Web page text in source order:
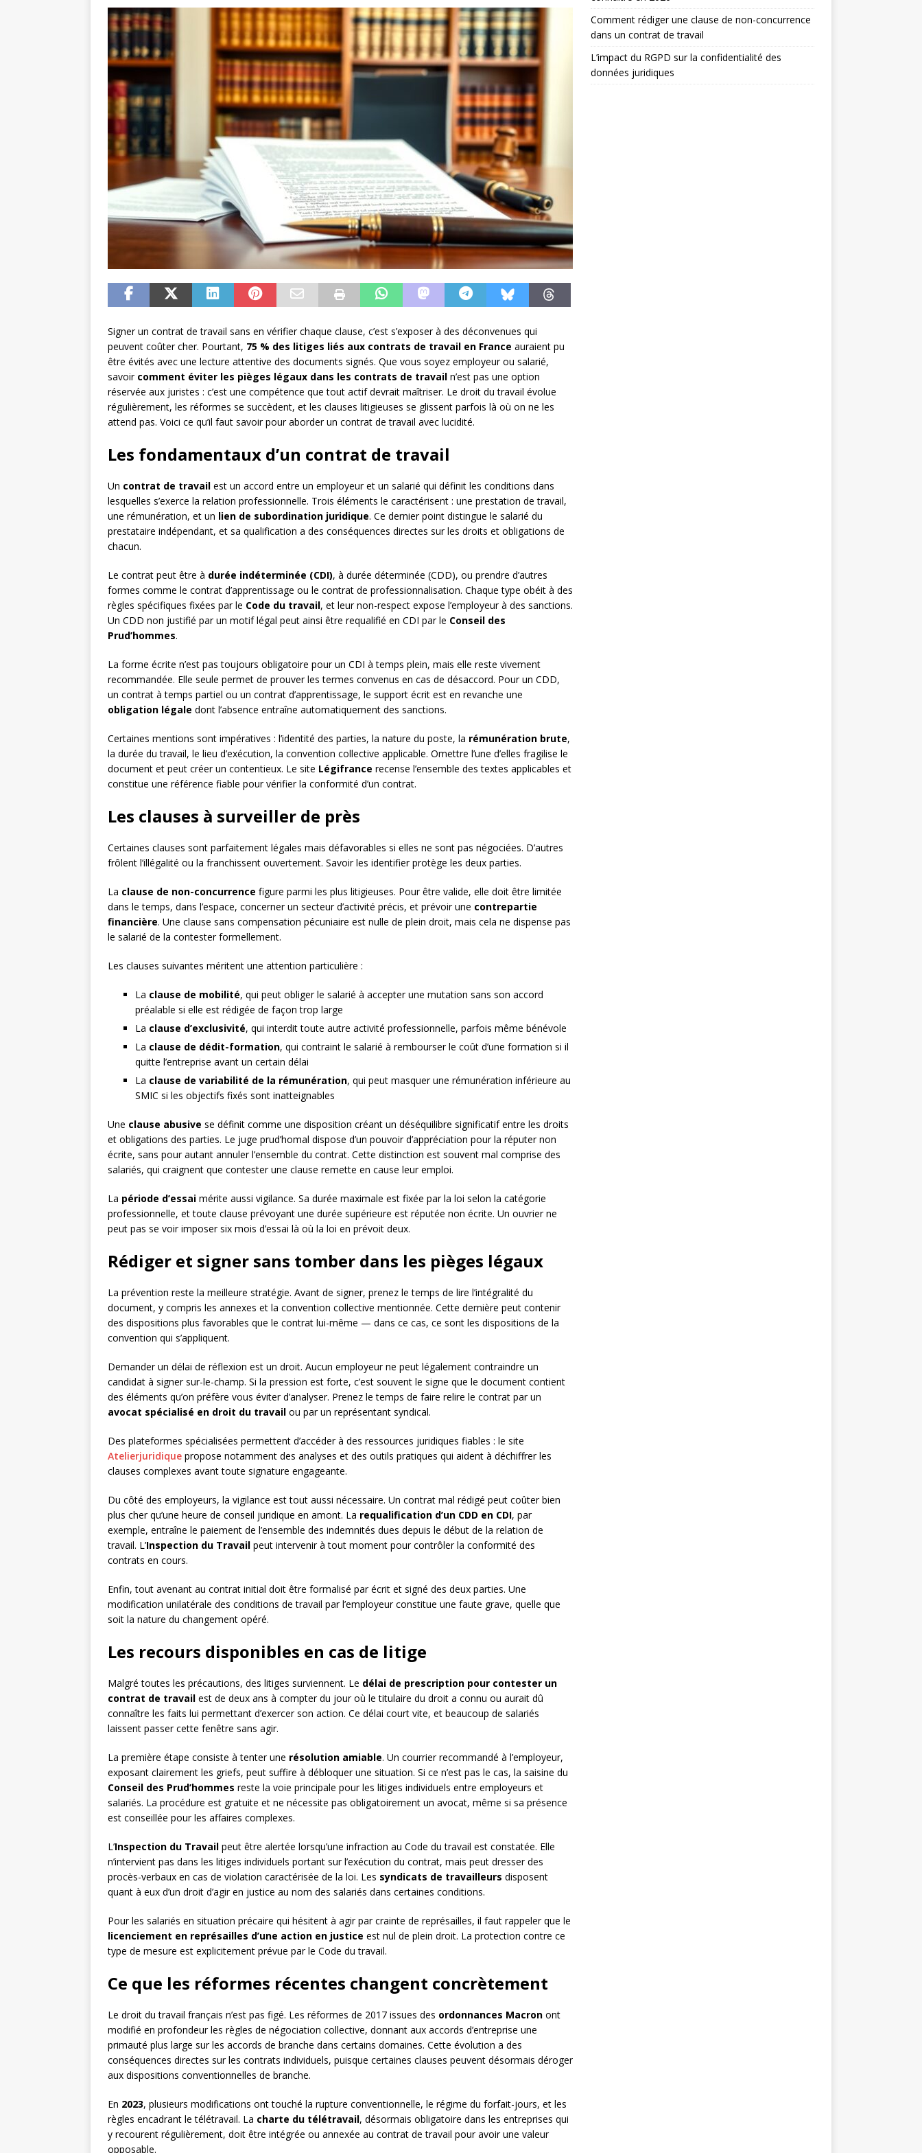
Signer un contrat de travail sans en vérifier chaque clause, c’est s’exposer à des déconvenues qui
peuvent coûter cher. Pourtant, 75 % des litiges liés aux contrats de travail en France auraient pu
être évités avec une lecture attentive des documents signés. Que vous soyez employeur ou salarié,
savoir comment éviter les pièges légaux dans les contrats de travail n’est pas une option
réservée aux juristes : c’est une compétence que tout actif devrait maîtriser. Le droit du travail évolue
régulièrement, les réformes se succèdent, et les clauses litigieuses se glissent parfois là où on ne les
attend pas. Voici ce qu’il faut savoir pour aborder un contrat de travail avec lucidité.
Les fondamentaux d’un contrat de travail
Un contrat de travail est un accord entre un employeur et un salarié qui définit les conditions dans
lesquelles s’exerce la relation professionnelle. Trois éléments le caractérisent : une prestation de travail,
une rémunération, et un lien de subordination juridique. Ce dernier point distingue le salarié du
prestataire indépendant, et sa qualification a des conséquences directes sur les droits et obligations de
chacun.
Le contrat peut être à durée indéterminée (CDI), à durée déterminée (CDD), ou prendre d’autres
formes comme le contrat d’apprentissage ou le contrat de professionnalisation. Chaque type obéit à des
règles spécifiques fixées par le Code du travail, et leur non-respect expose l’employeur à des sanctions.
Un CDD non justifié par un motif légal peut ainsi être requalifié en CDI par le Conseil des
Prud’hommes.
La forme écrite n’est pas toujours obligatoire pour un CDI à temps plein, mais elle reste vivement
recommandée. Elle seule permet de prouver les termes convenus en cas de désaccord. Pour un CDD,
un contrat à temps partiel ou un contrat d’apprentissage, le support écrit est en revanche une
obligation légale dont l’absence entraîne automatiquement des sanctions.
Certaines mentions sont impératives : l’identité des parties, la nature du poste, la rémunération brute,
la durée du travail, le lieu d’exécution, la convention collective applicable. Omettre l’une d’elles fragilise le
document et peut créer un contentieux. Le site Légifrance recense l’ensemble des textes applicables et
constitue une référence fiable pour vérifier la conformité d’un contrat.
Les clauses à surveiller de près
Certaines clauses sont parfaitement légales mais défavorables si elles ne sont pas négociées. D’autres
frôlent l’illégalité ou la franchissent ouvertement. Savoir les identifier protège les deux parties.
La clause de non-concurrence figure parmi les plus litigieuses. Pour être valide, elle doit être limitée
dans le temps, dans l’espace, concerner un secteur d’activité précis, et prévoir une contrepartie
financière. Une clause sans compensation pécuniaire est nulle de plein droit, mais cela ne dispense pas
le salarié de la contester formellement.
Les clauses suivantes méritent une attention particulière :
La clause de mobilité, qui peut obliger le salarié à accepter une mutation sans son accord
préalable si elle est rédigée de façon trop large
La clause d’exclusivité, qui interdit toute autre activité professionnelle, parfois même bénévole
La clause de dédit-formation, qui contraint le salarié à rembourser le coût d’une formation si il
quitte l’entreprise avant un certain délai
La clause de variabilité de la rémunération, qui peut masquer une rémunération inférieure au
SMIC si les objectifs fixés sont inatteignables
Une clause abusive se définit comme une disposition créant un déséquilibre significatif entre les droits
et obligations des parties. Le juge prud’homal dispose d’un pouvoir d’appréciation pour la réputer non
écrite, sans pour autant annuler l’ensemble du contrat. Cette distinction est souvent mal comprise des
salariés, qui craignent que contester une clause remette en cause leur emploi.
La période d’essai mérite aussi vigilance. Sa durée maximale est fixée par la loi selon la catégorie
professionnelle, et toute clause prévoyant une durée supérieure est réputée non écrite. Un ouvrier ne
peut pas se voir imposer six mois d’essai là où la loi en prévoit deux.
Rédiger et signer sans tomber dans les pièges légaux
La prévention reste la meilleure stratégie. Avant de signer, prenez le temps de lire l’intégralité du
document, y compris les annexes et la convention collective mentionnée. Cette dernière peut contenir
des dispositions plus favorables que le contrat lui-même — dans ce cas, ce sont les dispositions de la
convention qui s’appliquent.
Demander un délai de réflexion est un droit. Aucun employeur ne peut légalement contraindre un
candidat à signer sur-le-champ. Si la pression est forte, c’est souvent le signe que le document contient
des éléments qu’on préfère vous éviter d’analyser. Prenez le temps de faire relire le contrat par un
avocat spécialisé en droit du travail ou par un représentant syndical.
Des plateformes spécialisées permettent d’accéder à des ressources juridiques fiables : le site
Atelierjuridique propose notamment des analyses et des outils pratiques qui aident à déchiffrer les
clauses complexes avant toute signature engageante.
Du côté des employeurs, la vigilance est tout aussi nécessaire. Un contrat mal rédigé peut coûter bien
plus cher qu’une heure de conseil juridique en amont. La requalification d’un CDD en CDI, par
exemple, entraîne le paiement de l’ensemble des indemnités dues depuis le début de la relation de
travail. L’Inspection du Travail peut intervenir à tout moment pour contrôler la conformité des
contrats en cours.
Enfin, tout avenant au contrat initial doit être formalisé par écrit et signé des deux parties. Une
modification unilatérale des conditions de travail par l’employeur constitue une faute grave, quelle que
soit la nature du changement opéré.
Les recours disponibles en cas de litige
Malgré toutes les précautions, des litiges surviennent. Le délai de prescription pour contester un
contrat de travail est de deux ans à compter du jour où le titulaire du droit a connu ou aurait dû
connaître les faits lui permettant d’exercer son action. Ce délai court vite, et beaucoup de salariés
laissent passer cette fenêtre sans agir.
La première étape consiste à tenter une résolution amiable. Un courrier recommandé à l’employeur,
exposant clairement les griefs, peut suffire à débloquer une situation. Si ce n’est pas le cas, la saisine du
Conseil des Prud’hommes reste la voie principale pour les litiges individuels entre employeurs et
salariés. La procédure est gratuite et ne nécessite pas obligatoirement un avocat, même si sa présence
est conseillée pour les affaires complexes.
L’Inspection du Travail peut être alertée lorsqu’une infraction au Code du travail est constatée. Elle
n’intervient pas dans les litiges individuels portant sur l’exécution du contrat, mais peut dresser des
procès-verbaux en cas de violation caractérisée de la loi. Les syndicats de travailleurs disposent
quant à eux d’un droit d’agir en justice au nom des salariés dans certaines conditions.
Pour les salariés en situation précaire qui hésitent à agir par crainte de représailles, il faut rappeler que le
licenciement en représailles d’une action en justice est nul de plein droit. La protection contre ce
type de mesure est explicitement prévue par le Code du travail.
Ce que les réformes récentes changent concrètement
Le droit du travail français n’est pas figé. Les réformes de 2017 issues des ordonnances Macron ont
modifié en profondeur les règles de négociation collective, donnant aux accords d’entreprise une
primauté plus large sur les accords de branche dans certains domaines. Cette évolution a des
conséquences directes sur les contrats individuels, puisque certaines clauses peuvent désormais déroger
aux dispositions conventionnelles de branche.
En 2023, plusieurs modifications ont touché la rupture conventionnelle, le régime du forfait-jours, et les
règles encadrant le télétravail. La charte du télétravail, désormais obligatoire dans les entreprises qui
y recourent régulièrement, doit être intégrée ou annexée au contrat de travail pour avoir une valeur
opposable.
Comment rédiger une clause de non-concurrence
dans un contrat de travail
L’impact du RGPD sur la confidentialité des
données juridiques